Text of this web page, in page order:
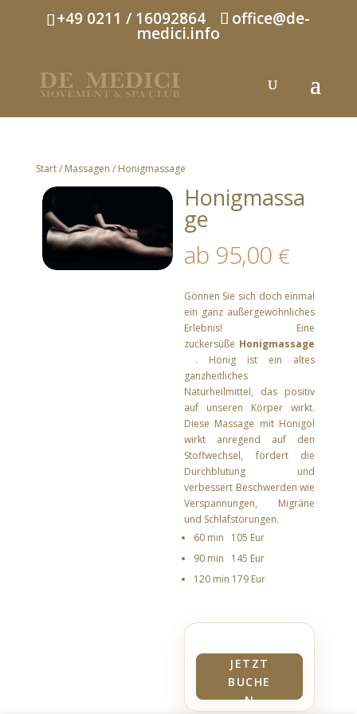
+49 0211 / 16092864 office@de-
medici.info
Start/ Massagen / Honigmassage
Honigmassa
ge
ab 95,00 €
Gönnen Sie sich doch einmal
ein ganz außergewöhnliches
Erlebnis! Eine
zuckersüße Honigmassage
. Honig ist ein altes
ganzheitliches
Naturheilmittel, das positiv
auf unseren Körper wirkt.
Diese Massage mit Honigöl
wirkt anregend auf den
Stoffwechsel, fördert die
Durchblutung und
verbessert Beschwerden wie
Verspannungen, Migräne
und Schlafstörungen.
60 min 105 Eur
90 min 145 Eur
120 min 179 Eur
JETZT
BUCHE
N